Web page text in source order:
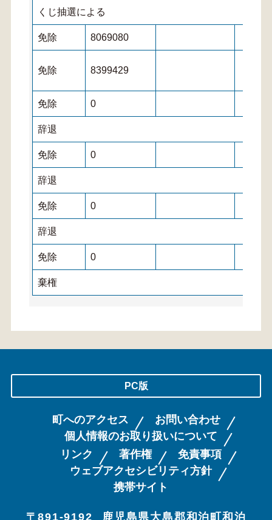
くじ抽選による
免除 8069080
免除 8399429
免除 0
辞退
免除 0
辞退
免除 0
辞退
免除 0
棄権
PC版
町へのアクセス
お問い合わせ
個人情報のお取り扱いについて
リンク
著作権
免責事項
ウェブアクセシビリティ方針
携帯サイト
〒891-9192 鹿児島県大島郡和泊町和泊